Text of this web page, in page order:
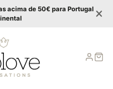
acima de 50€ para Portugal